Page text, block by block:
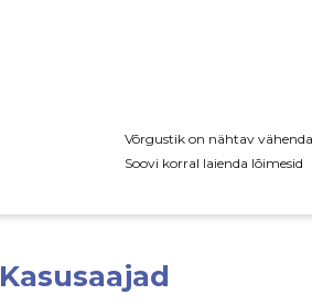
Võrgustik on nähtav
Soovi korral laienda lõimesid
Kasusaajad